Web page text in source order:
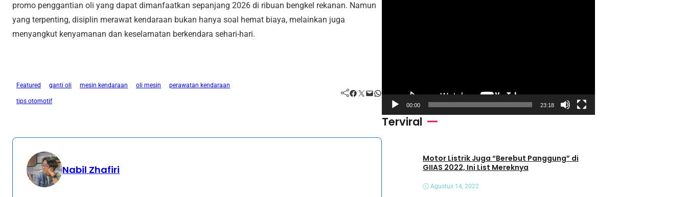
promo penggantian oli yang dapat dimanfaatkan sepanjang 2026 di ribuan bengkel rekanan. Namun
yang terpenting, disiplin merawat kendaraan bukan hanya soal hemat biaya, melainkan juga
menyangkut kenyamanan dan keselamatan berkendara sehari-hari.
Featured ganti oli mesin kendaraan oli mesin perawatan kendaraan
tips otomotif
Facebook Twitter Mail WhatsApp
Nabil Zhafiri
i
00:00 23:18
Terviral
Motor Listrik Juga “Berebut Panggung” di
GIIAS 2022, Ini List Mereknya
Agustus 14, 2022